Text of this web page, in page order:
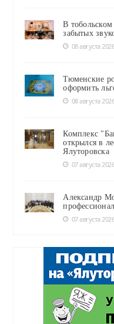
В
забытых
08 августа
Тюменские
оформить
08 августа
Комплекс
открылся в
Ялуторовска
07 августа
Александр
07 августа